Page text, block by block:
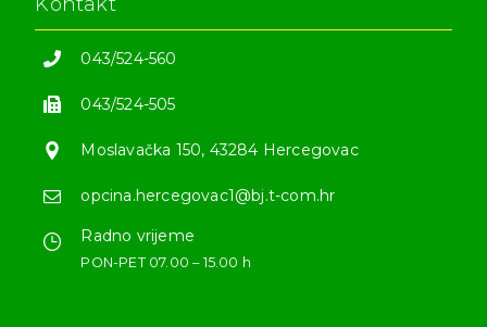
043/524-560
043/524-505
Moslavačka 150, 43284 Hercegovac
opcina.hercegovac1@bj.t-com.hr
Radno vrijeme
PON-PET 07.00 – 15.00 h